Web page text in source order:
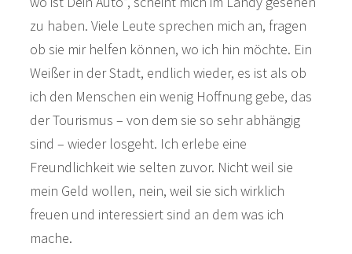
zu haben. Viele Leute sprechen mich an, fragen
ob sie mir helfen können, wo ich hin möchte. Ein
Weißer in der Stadt, endlich wieder, es ist als ob
ich den Menschen ein wenig Hoffnung gebe, das
der Tourismus – von dem sie so sehr abhängig
sind – wieder losgeht. Ich erlebe eine
Freundlichkeit wie selten zuvor. Nicht weil sie
mein Geld wollen, nein, weil sie sich wirklich
freuen und interessiert sind an dem was ich
mache.